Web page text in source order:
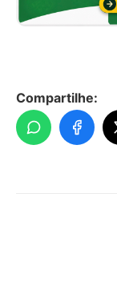
Compartilhe: